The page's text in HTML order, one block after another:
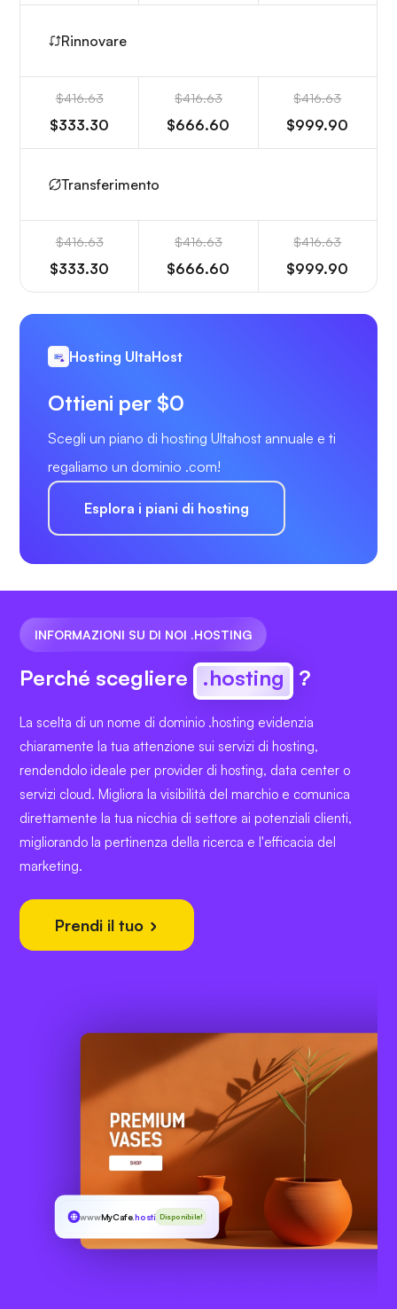
Rinnovare
$416.63
$333.30
$416.63
$666.60
$416.63
$999.90
Transferimento
$416.63
$333.30
$416.63
$666.60
$416.63
$999.90
Hosting UltaHost
Ottieni per $0
Scegli un piano di hosting Ultahost annuale e ti
regaliamo un dominio .com!
Esplora i piani di hosting
INFORMAZIONI SU DI NOI .HOSTING
Perché scegliere .hosting ?
La scelta di un nome di dominio .hosting evidenzia
chiaramente la tua attenzione sui servizi di hosting,
rendendolo ideale per provider di hosting, data center o
servizi cloud. Migliora la visibilità del marchio e comunica
direttamente la tua nicchia di settore ai potenziali clienti,
migliorando la pertinenza della ricerca e l'efficacia del
marketing.
Prendi il tuo
wwwMyCafe.hostingDisponibile!